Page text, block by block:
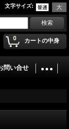
文字サイズ:
0 カートの中身
問い合せ